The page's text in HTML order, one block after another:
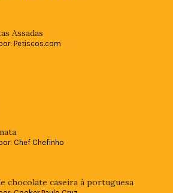
Assadas
Petiscos.com
Chef Chefinho
chocolate caseira à portuguesa